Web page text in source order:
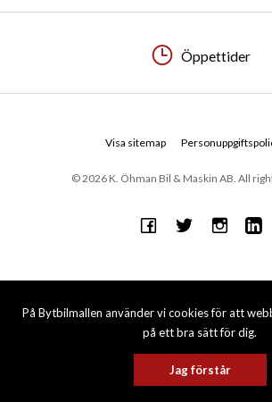
På Bytbilmallen använder vi cookies för att
på ett bra sätt för dig.
Jag förstår
Öppettider
© 2026 K. Öhman Bil & Maskin AB. All
Visa sitemap